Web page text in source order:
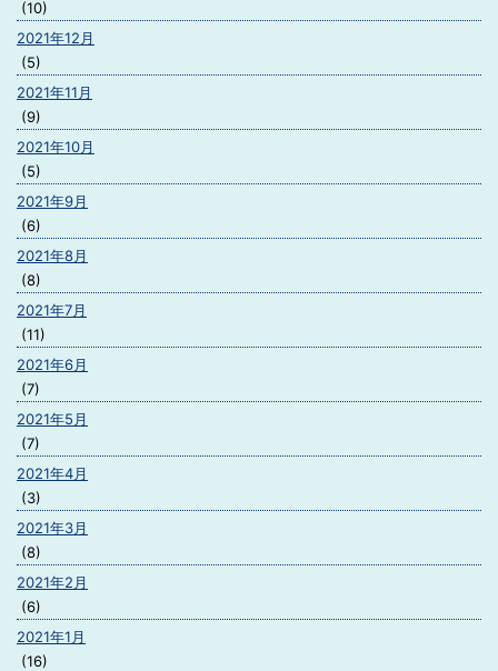
(10)
2021年12月
(5)
2021年11月
(9)
2021年10月
(5)
2021年9月
(6)
2021年8月
(8)
2021年7月
(11)
2021年6月
(7)
2021年5月
(7)
2021年4月
(3)
2021年3月
(8)
2021年2月
(6)
2021年1月
(16)